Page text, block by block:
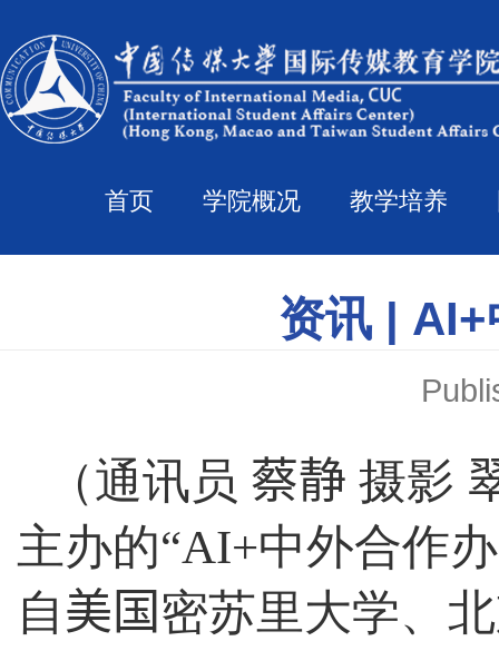
首页 学院概况 教学培养
资讯 | AI+
（通讯员 蔡静 摄影
主办的“AI+中外合作
自美国密苏里大学、